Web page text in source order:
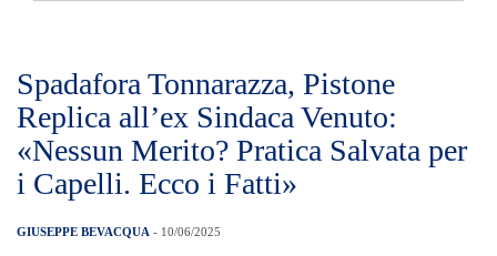
Spadafora Tonnarazza, Pistone
Replica all’ex Sindaca Venuto:
«Nessun Merito? Pratica Salvata per
i Capelli. Ecco i Fatti»
GIUSEPPE BEVACQUA - 10/06/2025